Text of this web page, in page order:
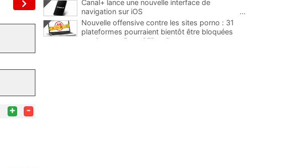
+ -
Canal+ lance une nouvelle interface de
navigation sur iOS
...
Nouvelle offensive contre les sites porno : 31
plateformes pourraient bientôt être bloquées
par Orange, Free, SFR et Bouygues